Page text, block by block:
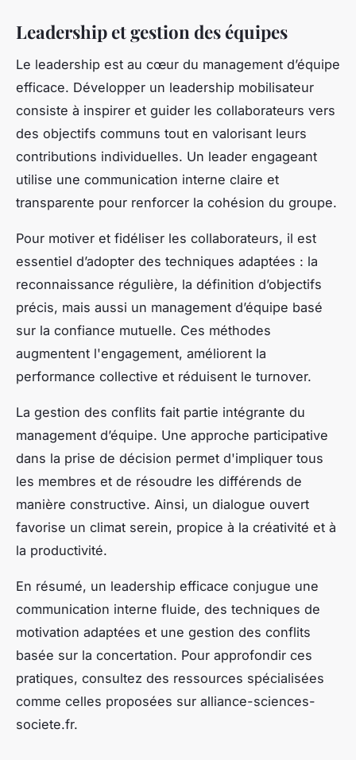
Leadership et gestion des équipes
Le leadership est au cœur du management d’équipe
efficace. Développer un leadership mobilisateur
consiste à inspirer et guider les collaborateurs vers
des objectifs communs tout en valorisant leurs
contributions individuelles. Un leader engageant
utilise une communication interne claire et
transparente pour renforcer la cohésion du groupe.
Pour motiver et fidéliser les collaborateurs, il est
essentiel d’adopter des techniques adaptées : la
reconnaissance régulière, la définition d’objectifs
précis, mais aussi un management d’équipe basé
sur la confiance mutuelle. Ces méthodes
augmentent l'engagement, améliorent la
performance collective et réduisent le turnover.
La gestion des conflits fait partie intégrante du
management d’équipe. Une approche participative
dans la prise de décision permet d'impliquer tous
les membres et de résoudre les différends de
manière constructive. Ainsi, un dialogue ouvert
favorise un climat serein, propice à la créativité et à
la productivité.
En résumé, un leadership efficace conjugue une
communication interne fluide, des techniques de
motivation adaptées et une gestion des conflits
basée sur la concertation. Pour approfondir ces
pratiques, consultez des ressources spécialisées
comme celles proposées sur alliance-sciences-
societe.fr.